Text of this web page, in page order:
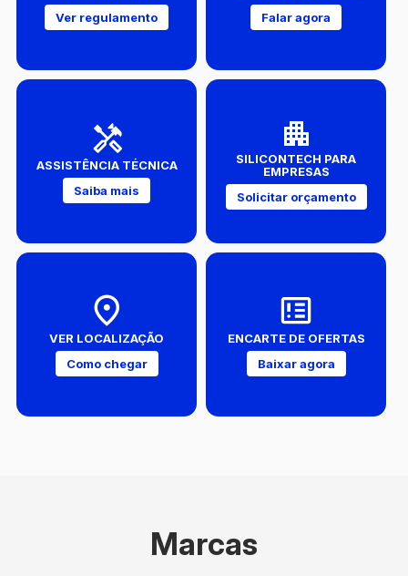
Ver regulamento
Falar agora
ASSISTÊNCIA TÉCNICA
Saiba mais
SILICONTECH PARA
EMPRESAS
Solicitar orçamento
VER LOCALIZAÇÃO
Como chegar
ENCARTE DE OFERTAS
Baixar agora
Marcas